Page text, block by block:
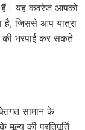
हैं। यह कवरेज आपको
है, जिससे आप यात्रा
की भरपाई कर सकते
सामान के
की प्रतिपूर्ति